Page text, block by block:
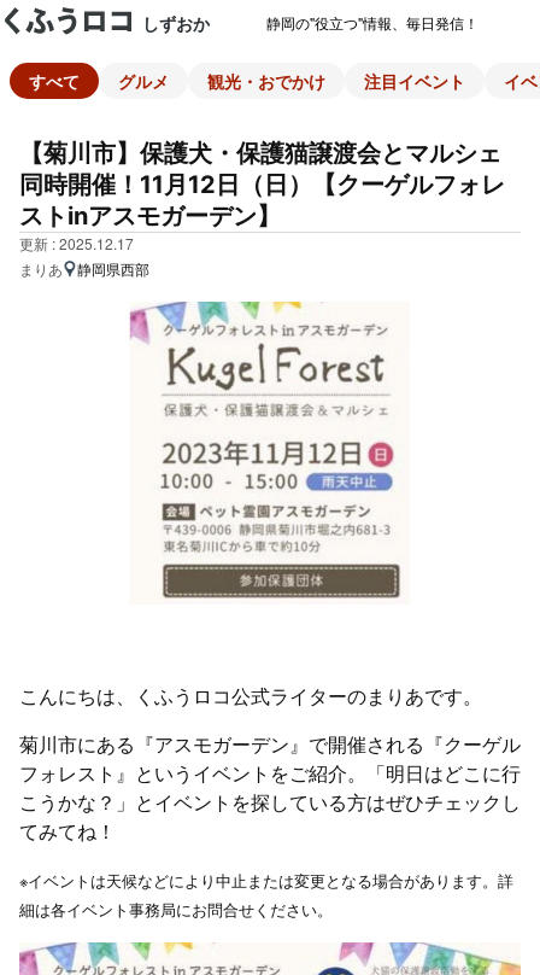
しずおか 静岡の"役立つ"情報、毎日発信！
すべて グルメ 観光・おでかけ 注目イベント イ
【菊川市】保護犬・保護猫譲渡会とマルシェ
同時開催！11月12日（日）【クーゲルフォレ
ストinアスモガーデン】
更新 : 2025.12.17
まりあ
静岡県西部
こんにちは、くふうロコ公式ライターのまりあです。
菊川市にある『アスモガーデン』で開催される『クーゲル
フォレスト』というイベントをご紹介。「明日はどこに行
こうかな？」とイベントを探している方はぜひチェックし
てみてね！
※イベントは天候などにより中止または変更となる場合があります。詳
細は各イベント事務局にお問合せください。